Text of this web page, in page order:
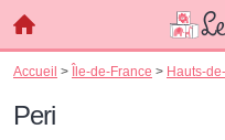
Accueil > Île-de-France > Hauts-
Peri